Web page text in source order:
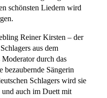
schönsten Liedern wird
Reiner Kirsten – der
aus dem
durch das
Sängerin
Schlagers wird sie
auch im Duett mit